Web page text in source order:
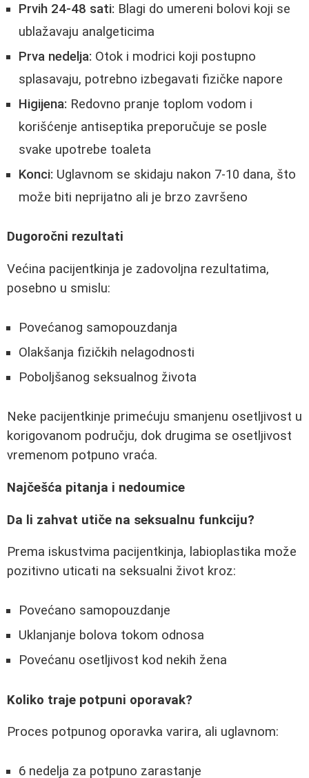
Prvih 24-48 sati: Blagi do umereni bolovi koji se
ublažavaju analgeticima
Prva nedelja: Otok i modrici koji postupno
splasavaju, potrebno izbegavati fizičke napore
Higijena: Redovno pranje toplom vodom i
korišćenje antiseptika preporučuje se posle
svake upotrebe toaleta
Konci: Uglavnom se skidaju nakon 7-10 dana, što
može biti neprijatno ali je brzo završeno
Dugoročni rezultati
Većina pacijentkinja je zadovoljna rezultatima,
posebno u smislu:
Povećanog samopouzdanja
Olakšanja fizičkih nelagodnosti
Poboljšanog seksualnog života
Neke pacijentkinje primećuju smanjenu osetljivost u
korigovanom području, dok drugima se osetljivost
vremenom potpuno vraća.
Najčešća pitanja i nedoumice
Da li zahvat utiče na seksualnu funkciju?
Prema iskustvima pacijentkinja, labioplastika može
pozitivno uticati na seksualni život kroz:
Povećano samopouzdanje
Uklanjanje bolova tokom odnosa
Povećanu osetljivost kod nekih žena
Koliko traje potpuni oporavak?
Proces potpunog oporavka varira, ali uglavnom:
6 nedelja za potpuno zarastanje